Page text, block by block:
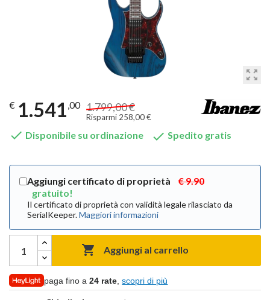
zoom_out_map
€ 1.541,00 1.799,00 €
Risparmi 258,00 €
 Disponibile su ordinazione  Spedito gratis
Aggiungi certificato di proprietà
€ 9.90
gratuito!
Il certificato di proprietà con validità legale rilasciato da
SerialKeeper.Maggiori informazioni
 Aggiungi al carrello
paga fino a24 rate ,scopri di più